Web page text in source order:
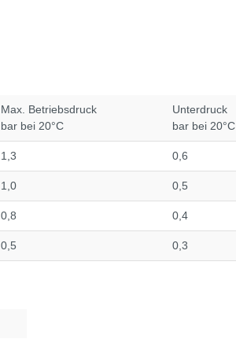
Max. Betriebsdruck
bar bei 20°C
Unterdruck
bar bei 20°C
1,3 0,6
1,0 0,5
0,8 0,4
0,5 0,3